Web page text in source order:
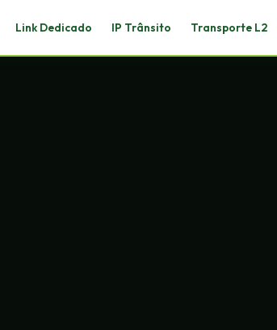
Link Dedicado IP Trânsito Transporte L2